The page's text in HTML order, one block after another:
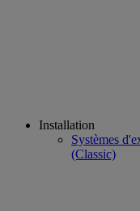
Installation
Systèmes
(Classic)